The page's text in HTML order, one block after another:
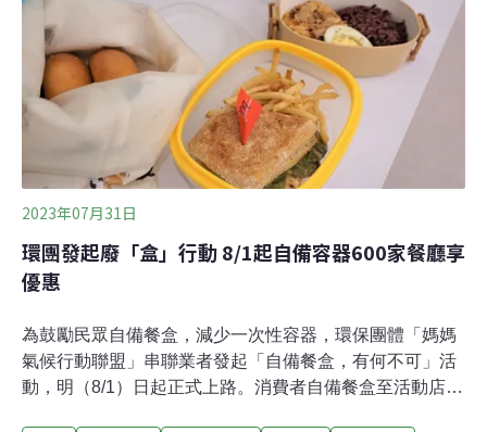
2023年應達包材材質一致、膠帶不超過2.5倍長高總和
等；2024年應提供原箱出貨的選項、包裝空隙率50%以
下、塑膠再生料30%以上等；2026年再加入物流及門市循
環箱袋使用率95%以上、揭露包材碳足跡的目標。
2023年07月31日
環團發起廢「盒」行動 8/1起自備容器600家餐廳享
優惠
為鼓勵民眾自備餐盒，減少一次性容器，環保團體「媽媽
氣候行動聯盟」串聯業者發起「自備餐盒，有何不可」活
動，明（8/1）日起正式上路。消費者自備餐盒至活動店家